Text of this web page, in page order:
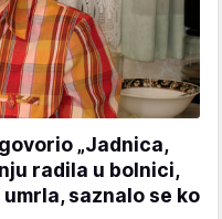
„Jadnica,
radila u bolnici,
saznalo se ko